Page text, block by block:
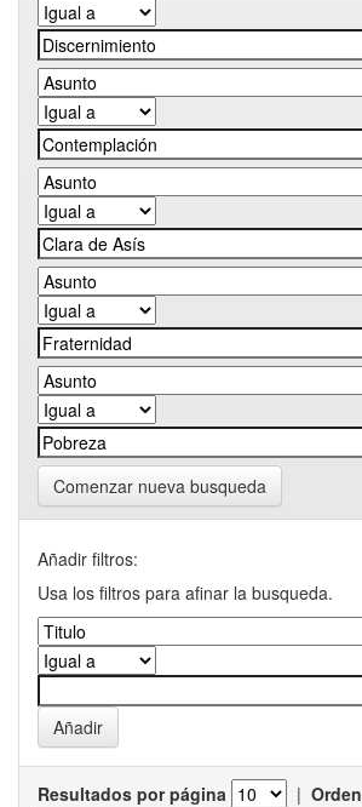
Comenzar nueva busqueda
Añadir filtros:
Usa los filtros para afinar la busqueda.
Resultados por página |